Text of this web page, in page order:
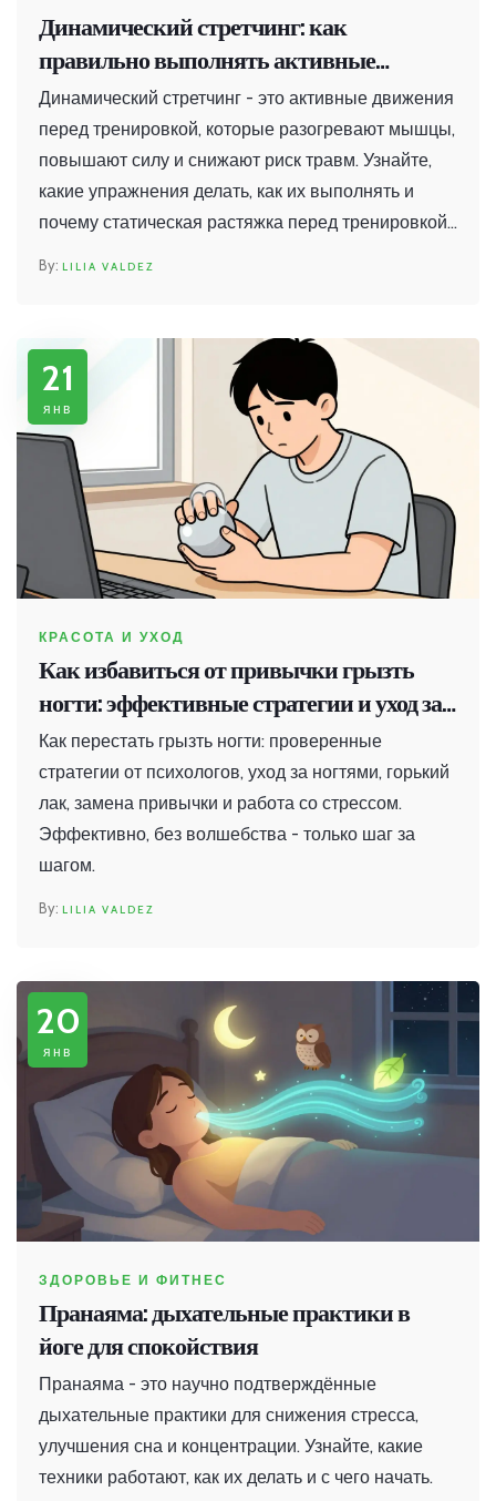
Динамический стретчинг: как
правильно выполнять активные
движения перед тренировкой
Динамический стретчинг - это активные движения
перед тренировкой, которые разогревают мышцы,
повышают силу и снижают риск травм. Узнайте,
какие упражнения делать, как их выполнять и
почему статическая растяжка перед тренировкой
LILIA VALDEZ
21
янв
КРАСОТА И УХОД
Как избавиться от привычки грызть
ногти: эффективные стратегии и уход за
ногтями
Как перестать грызть ногти: проверенные
стратегии от психологов, уход за ногтями, горький
лак, замена привычки и работа со стрессом.
Эффективно, без волшебства - только шаг за
шагом.
LILIA VALDEZ
20
янв
ЗДОРОВЬЕ И ФИТНЕС
Пранаяма: дыхательные практики в
йоге для спокойствия
Пранаяма - это научно подтверждённые
дыхательные практики для снижения стресса,
улучшения сна и концентрации. Узнайте, какие
техники работают, как их делать и с чего начать.